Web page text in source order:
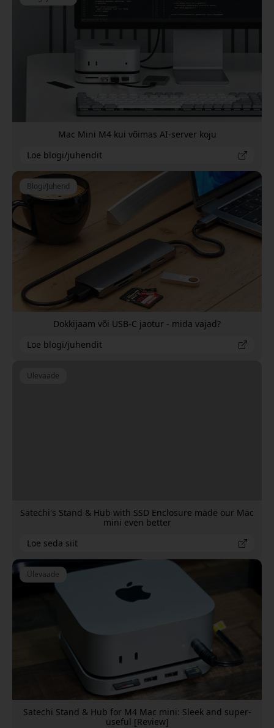
Mac Mini M4 kui võimas AI-server koju
Loe blogi/juhendit
Blogi/Juhend
Dokkijaam või USB-C jaotur - mida vajad?
Loe blogi/juhendit
Ülevaade
Satechi's Stand & Hub with SSD Enclosure made our Mac
mini even better
Loe seda siit
Ülevaade
Satechi Stand & Hub for M4 Mac mini: Sleek and super-
useful [Review]